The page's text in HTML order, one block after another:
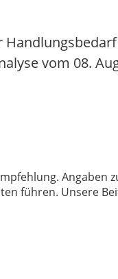
vom 08.
führen. Unsere